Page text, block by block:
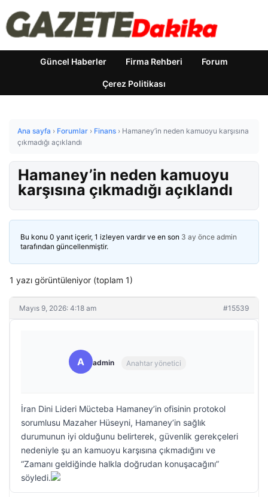
Güncel Haberler Firma Rehberi Forum
Çerez Politikası
Ana sayfa › Forumlar › Finans › Hamaney’in neden kamuoyu karşısına
çıkmadığı açıklandı
Hamaney’in neden kamuoyu
karşısına çıkmadığı açıklandı
Bu konu 0 yanıt içerir, 1 izleyen vardır ve en son 3 ay önce admin
tarafından güncellenmiştir.
1 yazı görüntüleniyor (toplam 1)
Mayıs 9, 2026: 4:18 am #15539
A admin Anahtar yönetici
İran Dini Lideri Mücteba Hamaney’in ofisinin protokol
sorumlusu Mazaher Hüseyni, Hamaney’in sağlık
durumunun iyi olduğunu belirterek, güvenlik gerekçeleri
nedeniyle şu an kamuoyu karşısına çıkmadığını ve
“Zamanı geldiğinde halkla doğrudan konuşacağını”
söyledi.